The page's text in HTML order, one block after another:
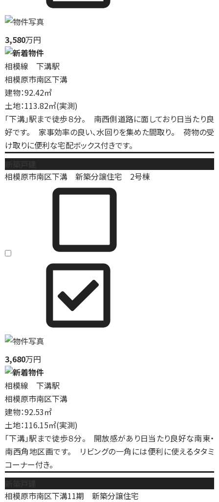
3,580万円
相模線 下溝駅
相模原市南区下溝
建物：92.42㎡
土地：113.82㎡(実測)
「下溝」駅まで徒歩８分。 南西側道路に面しており日当たり良
好です。 家事効率の良い、水回りを集めた間取り。 荷物の受
け取りに便利な宅配ボックス付きです。
相模原市南区下溝 新築分譲住宅 2号棟
3,680万円
相模線 下溝駅
相模原市南区下溝
建物：92.53㎡
土地：116.15㎡(実測)
「下溝」駅まで徒歩８分。 開放感があり日当たり良好な南東・
南西角地区画です。 リビングの一角には便利に使えるタタミ
コーナー付き。
相模原市南区下溝11期 新築分譲住宅